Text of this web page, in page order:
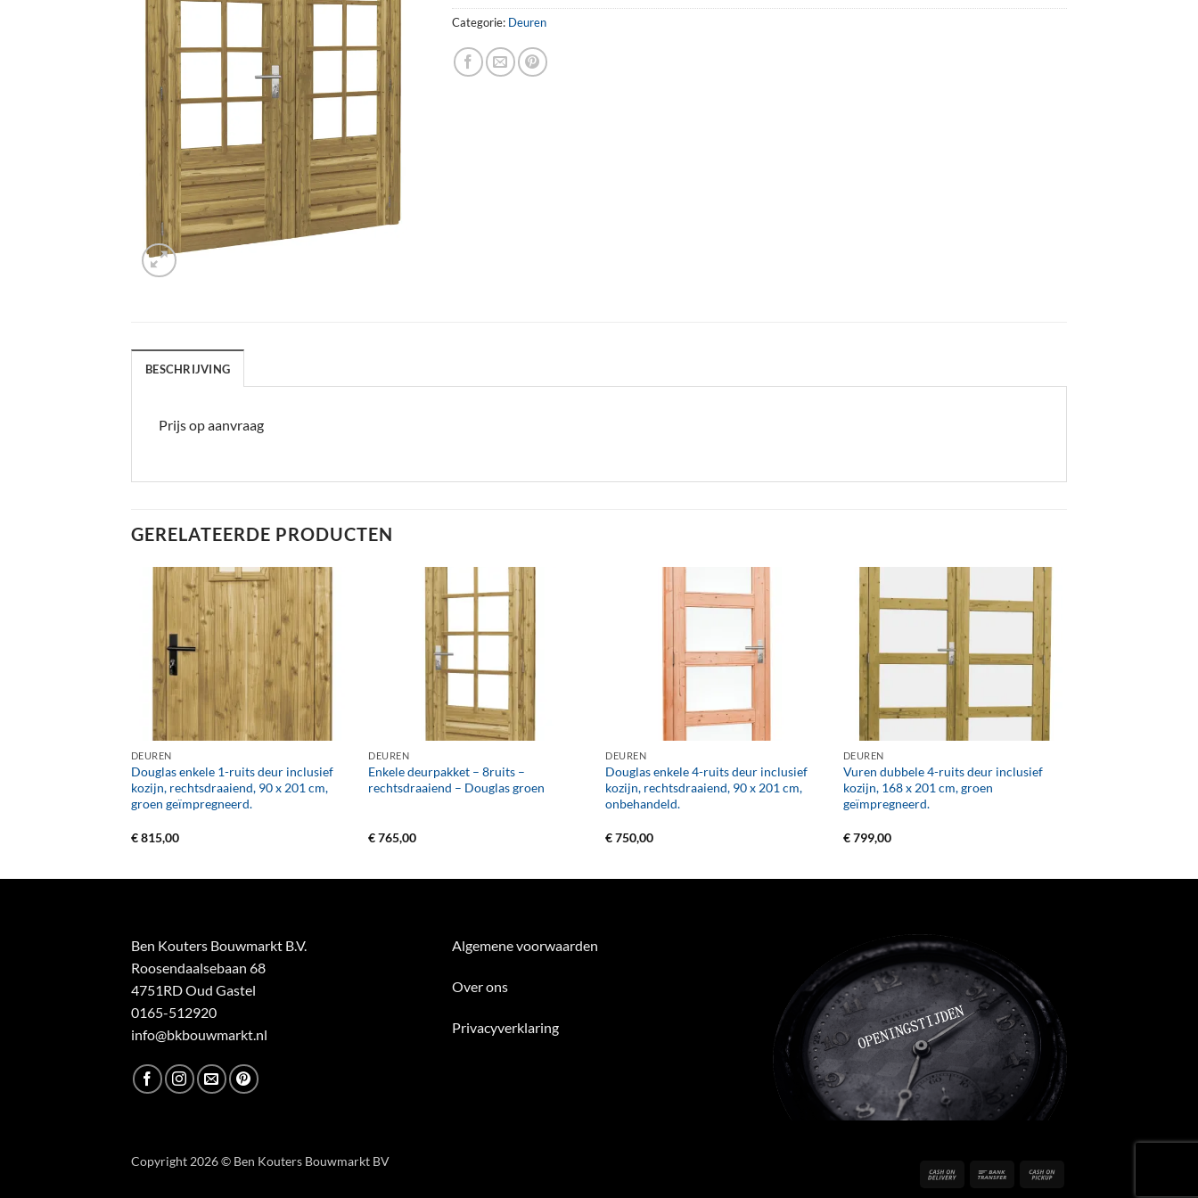
Categorie: Deuren
BESCHRIJVING
Prijs op aanvraag
GERELATEERDE PRODUCTEN
DEUREN
Douglas enkele 1-ruits deur inclusief
kozijn, rechtsdraaiend, 90 x 201 cm,
groen geïmpregneerd.
€815,00
DEUREN
Enkele deurpakket – 8ruits –
rechtsdraaiend – Douglas groen
€765,00
DEUREN
Douglas enkele 4-ruits deur inclusief
kozijn, rechtsdraaiend, 90 x 201 cm,
onbehandeld.
€750,00
DEUREN
Vuren dubbele 4-ruits deur inclusief
kozijn, 168 x 201 cm, groen
geïmpregneerd.
€799,00
Ben Kouters Bouwmarkt B.V.
Roosendaalsebaan 68
4751RD Oud Gastel
0165-512920
info@bkbouwmarkt.nl
Algemene voorwaarden
Over ons
Privacyverklaring
Cash
Bank
Copyright 2026 © Ben Kouters Bouwmarkt BV